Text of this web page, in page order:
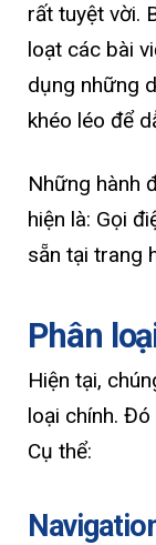
rất tuyệt vời.
loạt các bài
dụng những
khéo léo để
Những hành
hiện là: Gọi
sẵn tại trang
Phân
Hiện tại,
loại chính.
Cụ thể: